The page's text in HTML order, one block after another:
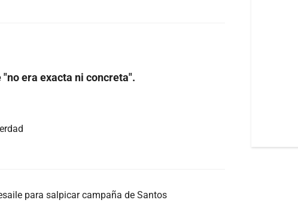
era exacta ni concreta".
para salpicar campaña de Santos